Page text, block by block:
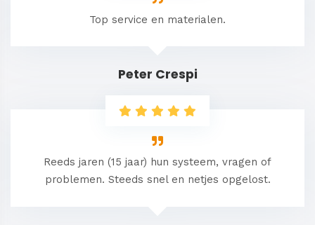
Peter Crespi
Top service en materialen.
Reeds jaren (15 jaar) hun systeem, vragen of
problemen. Steeds snel en netjes opgelost.